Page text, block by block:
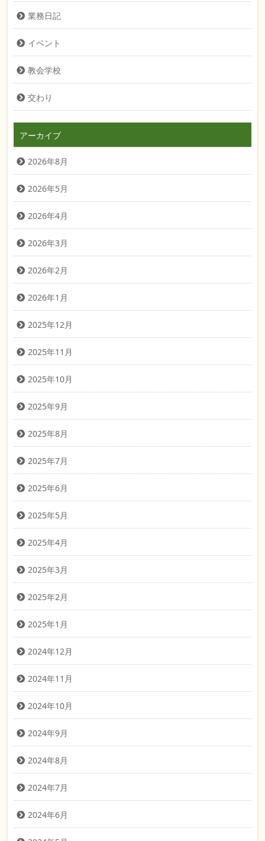
業務日記
イベント
教会学校
交わり
アーカイブ
2026年8月
2026年5月
2026年4月
2026年3月
2026年2月
2026年1月
2025年12月
2025年11月
2025年10月
2025年9月
2025年8月
2025年7月
2025年6月
2025年5月
2025年4月
2025年3月
2025年2月
2025年1月
2024年12月
2024年11月
2024年10月
2024年9月
2024年8月
2024年7月
2024年6月